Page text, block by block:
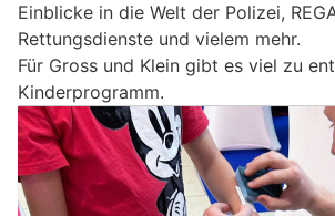
Einblicke in die Welt der Polizei,
Rettungsdienste und vielem mehr.
Für Gross und Klein gibt es viel zu
Kinderprogramm.